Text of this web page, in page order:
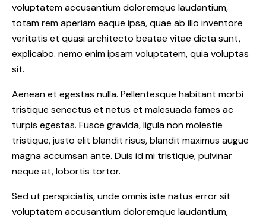
voluptatem accusantium doloremque laudantium,
totam rem aperiam eaque ipsa, quae ab illo inventore
veritatis et quasi architecto beatae vitae dicta sunt,
explicabo. nemo enim ipsam voluptatem, quia voluptas
sit.
Aenean et egestas nulla. Pellentesque habitant morbi
tristique senectus et netus et malesuada fames ac
turpis egestas. Fusce gravida, ligula non molestie
tristique, justo elit blandit risus, blandit maximus augue
magna accumsan ante. Duis id mi tristique, pulvinar
neque at, lobortis tortor.
Sed ut perspiciatis, unde omnis iste natus error sit
voluptatem accusantium doloremque laudantium,